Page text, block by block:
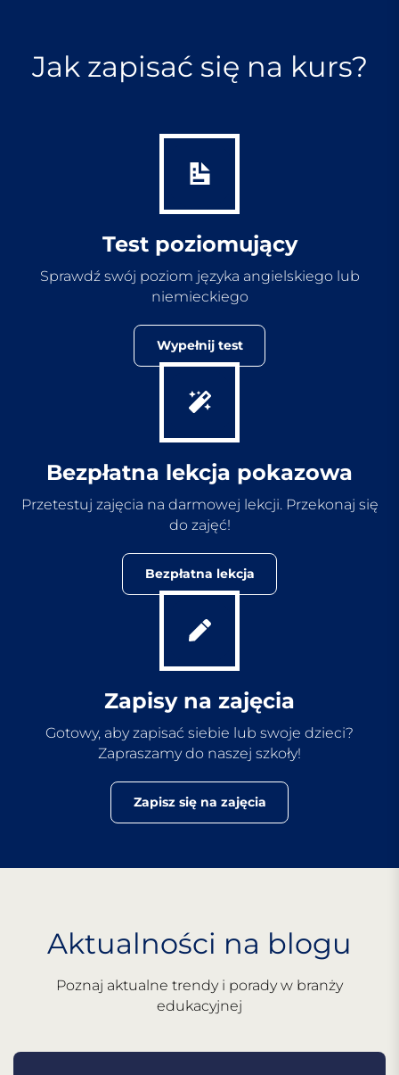
Jak zapisać się na kurs?
Test poziomujący
Sprawdź swój poziom języka angielskiego lub
niemieckiego
Wypełnij test
Bezpłatna lekcja pokazowa
Przetestuj zajęcia na darmowej lekcji. Przekonaj się
do zajęć!
Bezpłatna lekcja
Zapisy na zajęcia
Gotowy, aby zapisać siebie lub swoje dzieci?
Zapraszamy do naszej szkoły!
Zapisz się na zajęcia
Aktualności na blogu
Poznaj aktualne trendy i porady w branży
edukacyjnej